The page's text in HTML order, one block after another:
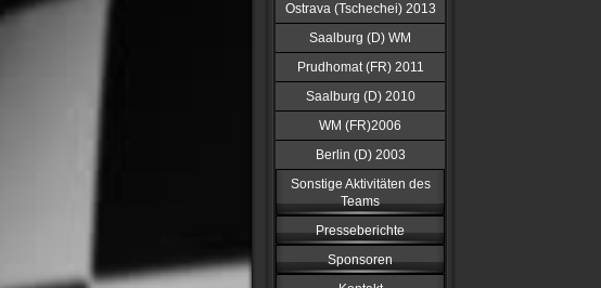
Ostrava (Tschechei) 2013
Saalburg (D) WM
Prudhomat (FR) 2011
Saalburg (D) 2010
WM (FR)2006
Berlin (D) 2003
Sonstige Aktivitäten des
Teams
Presseberichte
Sponsoren